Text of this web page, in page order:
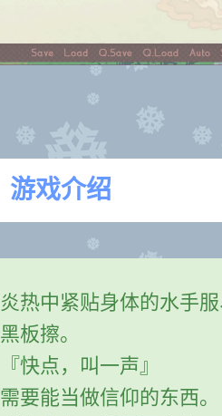
游戏介绍
炎热中紧贴身体的水手
黑板擦。
『快点，叫一声』
需要能当做信仰的东西。